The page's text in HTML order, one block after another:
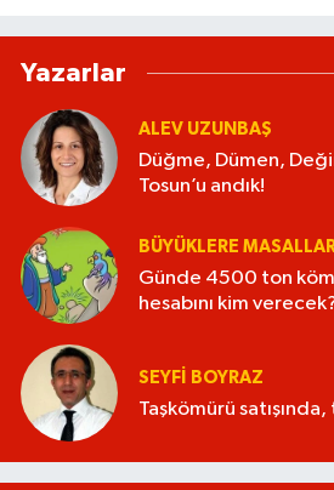
Yazarlar
ALEV UZUNBAŞ
Düğme, Dümen,
Tosun’u andık!
BÜYÜKLERE
Günde 4500 ton
hesabını kim
SEYFI BOYRAZ
Taşkömürü